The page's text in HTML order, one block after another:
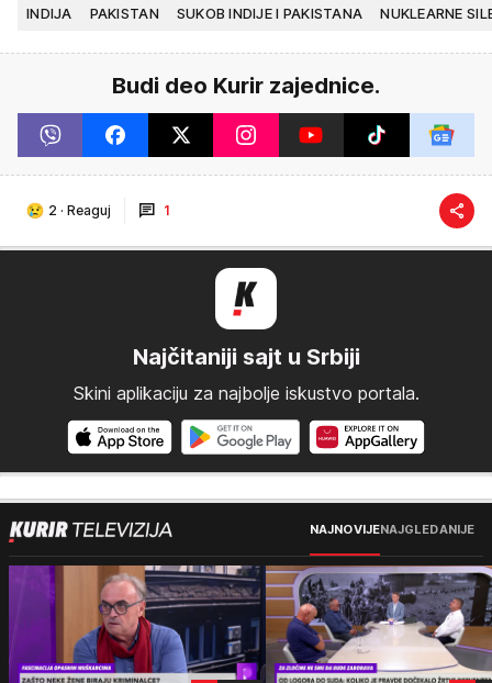
INDIJA PAKISTAN SUKOB INDIJE I PAKISTANA NUKLEARNE
Budi deo Kurir zajednice.
2 · Reaguj 1
Najčitaniji sajt u Srbiji
Skini aplikaciju za najbolje iskustvo portala.
NAJNOVIJENAJGLEDANIJE